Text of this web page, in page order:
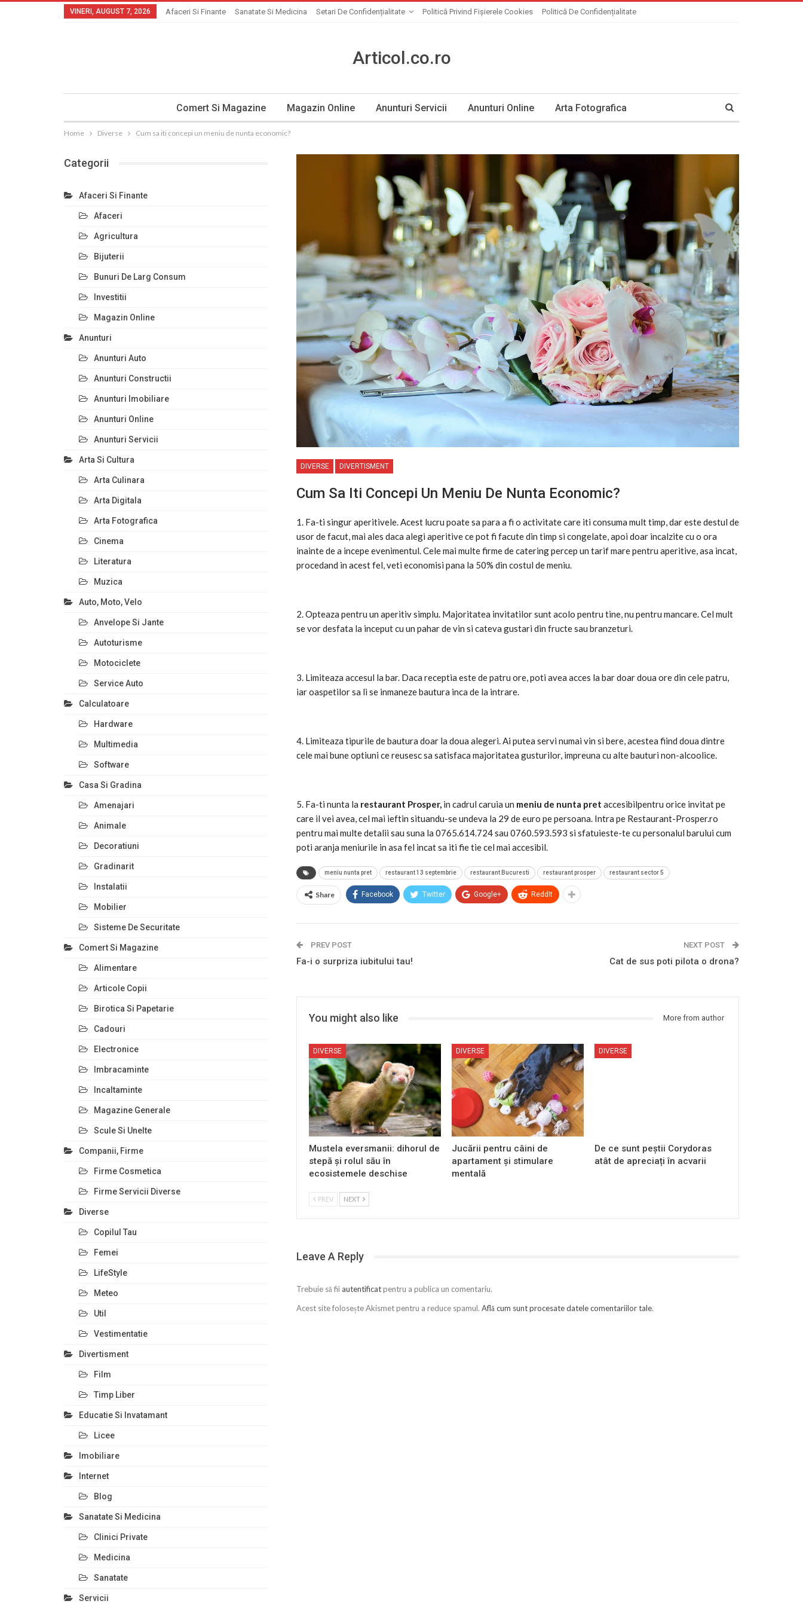
VINERI, AUGUST 7, 2026 Afaceri Si Finante Sanatate Si Medicina Setari De Confidențialitate Politică Privind Fișierele Cookies Politică De Confidențialitate
Articol.co.ro
Comert Si Magazine Magazin Online Anunturi Servicii Anunturi Online Arta Fotografica
Home Diverse Cum sa iti concepi un meniu de nunta economic?
DIVERSE DIVERTISMENT
Cum Sa Iti Concepi Un Meniu De Nunta Economic?
1. Fa-ti singur aperitivele. Acest lucru poate sa para a fi o activitate care iti consuma mult timp, dar este destul de
usor de facut, mai ales daca alegi aperitive ce pot fi facute din timp si congelate, apoi doar incalzite cu o ora
inainte de a incepe evenimentul. Cele mai multe firme de catering percep un tarif mare pentru aperitive, asa incat,
procedand in acest fel, veti economisi pana la 50% din costul de meniu.
2. Opteaza pentru un aperitiv simplu. Majoritatea invitatilor sunt acolo pentru tine, nu pentru mancare. Cel mult
se vor desfata la inceput cu un pahar de vin si cateva gustari din fructe sau branzeturi.
3. Limiteaza accesul la bar. Daca receptia este de patru ore, poti avea acces la bar doar doua ore din cele patru,
iar oaspetilor sa li se inmaneze bautura inca de la intrare.
4. Limiteaza tipurile de bautura doar la doua alegeri. Ai putea servi numai vin si bere, acestea fiind doua dintre
cele mai bune optiuni ce reusesc sa satisfaca majoritatea gusturilor, impreuna cu alte bauturi non-alcoolice.
5. Fa-ti nunta la restaurant Prosper, in cadrul caruia un meniu de nunta pret accesibilpentru orice invitat pe
care il vei avea, cel mai ieftin situandu-se undeva la 29 de euro pe persoana. Intra pe Restaurant-Prosper.ro
pentru mai multe detalii sau suna la 0765.614.724 sau 0760.593.593 si sfatuieste-te cu personalul barului cum
poti aranja meniurile in asa fel incat sa iti fie tie cel mai accesibil.
meniu nunta pret restaurant 13 septembrie restaurant Bucuresti restaurant prosper restaurant sector 5
Share Facebook Twitter Google+ ReddIt
PREV POST
Fa-i o surpriza iubitului tau!
NEXT POST
Cat de sus poti pilota o drona?
You might also like More from author
DIVERSE
Mustela eversmanii: dihorul de
stepă și rolul său în
ecosistemele deschise
DIVERSE
Jucării pentru câini de
apartament și stimulare
mentală
DIVERSE
De ce sunt peștii Corydoras
atât de apreciați în acvarii
PREV NEXT
Leave A Reply
Trebuie să fii autentificatpentru a publica un comentariu.
Acest site folosește Akismet pentru a reduce spamul. Află cum sunt procesate datele comentariilor tale.
Categorii
Afaceri Si Finante
Afaceri
Agricultura
Bijuterii
Bunuri De Larg Consum
Investitii
Magazin Online
Anunturi
Anunturi Auto
Anunturi Constructii
Anunturi Imobiliare
Anunturi Online
Anunturi Servicii
Arta Si Cultura
Arta Culinara
Arta Digitala
Arta Fotografica
Cinema
Literatura
Muzica
Auto, Moto, Velo
Anvelope Si Jante
Autoturisme
Motociclete
Service Auto
Calculatoare
Hardware
Multimedia
Software
Casa Si Gradina
Amenajari
Animale
Decoratiuni
Gradinarit
Instalatii
Mobilier
Sisteme De Securitate
Comert Si Magazine
Alimentare
Articole Copii
Birotica Si Papetarie
Cadouri
Electronice
Imbracaminte
Incaltaminte
Magazine Generale
Scule Si Unelte
Companii, Firme
Firme Cosmetica
Firme Servicii Diverse
Diverse
Copilul Tau
Femei
LifeStyle
Meteo
Util
Vestimentatie
Divertisment
Film
Timp Liber
Educatie Si Invatamant
Licee
Imobiliare
Internet
Blog
Sanatate Si Medicina
Clinici Private
Medicina
Sanatate
Servicii